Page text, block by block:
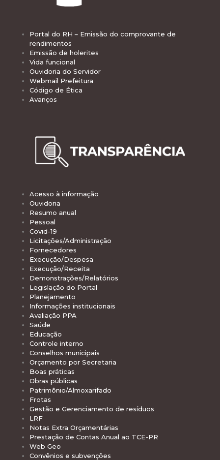
Portal do RH – Emissão do comprovante de
rendimentos
Emissão de holerites
Vida funcional
Ouvidoria do Servidor
Webmail Prefeitura
Código de Ética
Avanços
Acesso à informação
Ouvidoria
Resumo anual
Pessoal
Covid-19
Licitações/Administração
Fornecedores
Execução/Despesa
Execução/Receita
Demonstrações/Relatórios
Legislação do Portal
Planejamento
Informações institucionais
Avaliação PPA
Saúde
Educação
Controle interno
Conselhos municipais
Orçamento por Secretaria
Boas práticas
Obras públicas
Patrimônio/Almoxarifado
Frotas
Gestão e Gerenciamento de resíduos
LRF
Notas Extra Orçamentárias
Prestação de Contas Anual ao TCE-PR
Web Geo
Convênios e subvenções